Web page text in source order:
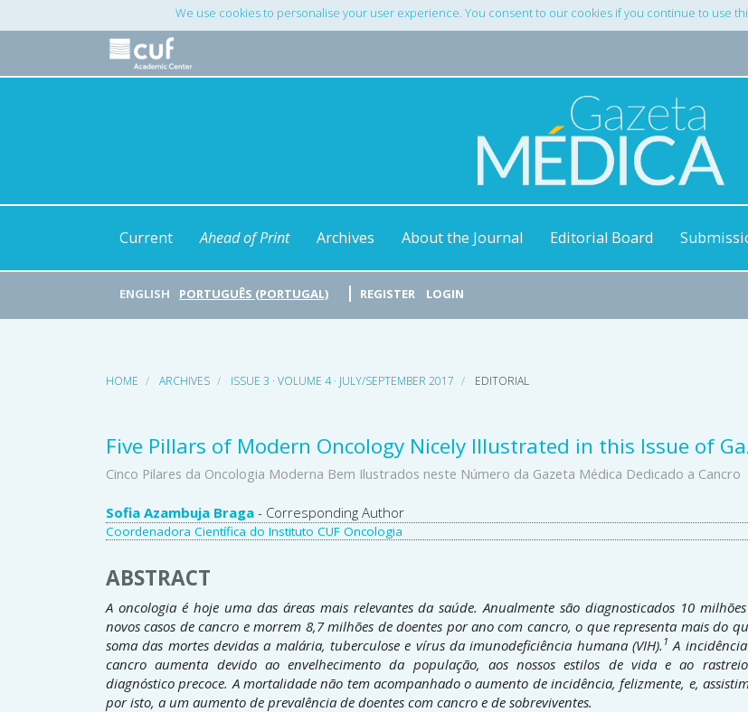
Navigation
We use cookies to personalise your user experience. You consent to our cookies if you continue to use
Current Ahead of Print Archives About the Journal Editorial Board
ENGLISH PORTUGUÊS (PORTUGAL) REGISTER LOGIN
HOME ARCHIVES ISSUE 3 · VOLUME 4 · JULY/SEPTEMBER 2017 EDITORIAL
Five Pillars of Modern Oncology Nicely Illustrated in this Issue of
Cinco Pilares da Oncologia Moderna Bem Ilustrados neste Número da Gazeta Médica Dedicado a Cancro
Main
Article
Content
Sofia Azambuja Braga - Corresponding Author
Coordenadora Científica do Instituto CUF Oncologia
ABSTRACT
A oncologia é hoje uma das áreas mais relevantes da saúde. Anualmente são diagnosticados 10
novos casos de cancro e morrem 8,7 milhões de doentes por ano com cancro, o que representa mais do
soma das mortes devidas a malária, tuberculose e vírus da imunodeficiência humana (VIH). 1 A
cancro aumenta devido ao envelhecimento da população, aos nossos estilos de vida e ao
diagnóstico precoce. A mortalidade não tem acompanhado o aumento de incidência, felizmente, e,
por isto, a um aumento de prevalência de doentes com cancro e de sobreviventes.